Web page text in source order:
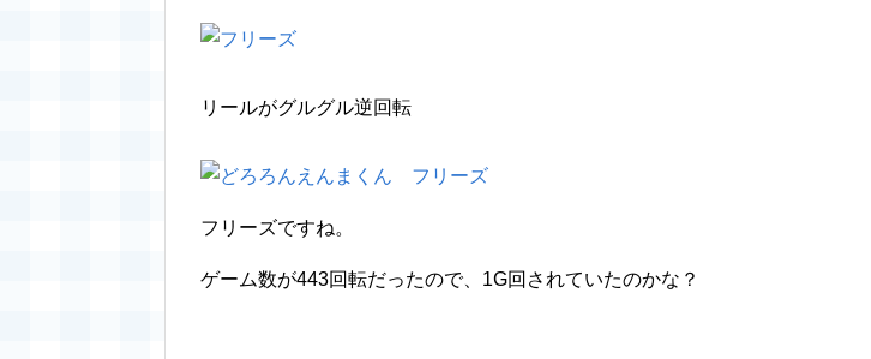
リールがグルグル逆回転
フリーズですね。
ゲーム数が443回転だったので、1G回されていたのかな？